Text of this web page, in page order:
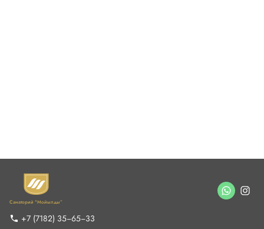
48500 ₸/день
Санаторий "Мойылды”
+7 (7182) 35‒65‒33